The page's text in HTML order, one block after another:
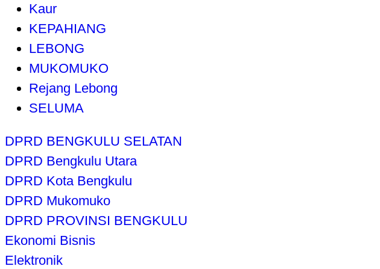
Kaur
KEPAHIANG
LEBONG
MUKOMUKO
Rejang Lebong
SELUMA
DPRD BENGKULU SELATAN
DPRD Bengkulu Utara
DPRD Kota Bengkulu
DPRD Mukomuko
DPRD PROVINSI BENGKULU
Ekonomi Bisnis
Elektronik